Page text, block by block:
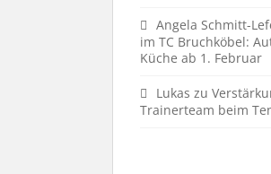
Angela Schmitt-
im TC Bruchköbel:
Küche ab 1. Februar
Lukas zu
Trainerteam beim